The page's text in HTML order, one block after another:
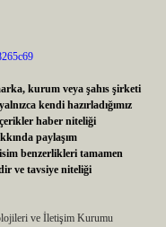
kurum veya şahıs şirketi
kendi hazırladığımız
haber niteliği
paylaşım
benzerlikleri tamamen
ve tavsiye niteliği
ve İletişim Kurumu